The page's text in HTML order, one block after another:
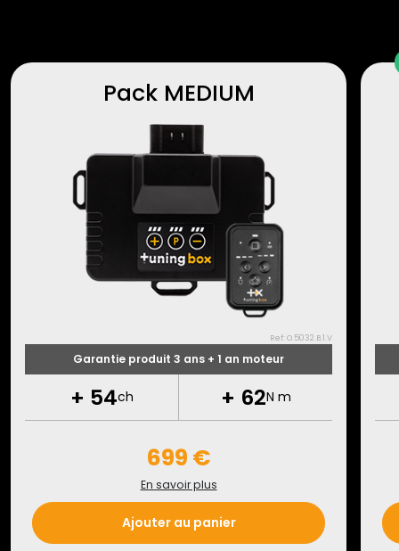
Pack MEDIUM
Ref: O.5032.B.1.V
Garantie produit 3 ans + 1 an moteur
+ 54ch + 62N m
699 €
En savoir plus
Ajouter au panier